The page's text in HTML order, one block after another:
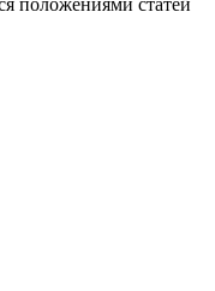
положениями статей